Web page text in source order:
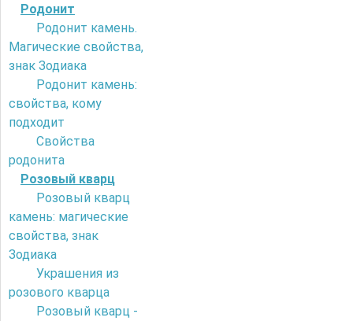
Родонит
Родонит камень.
Магические свойства,
знак Зодиака
Родонит камень:
свойства, кому
подходит
Свойства
родонита
Розовый кварц
Розовый кварц
камень: магические
свойства, знак
Зодиака
Украшения из
розового кварца
Розовый кварц -